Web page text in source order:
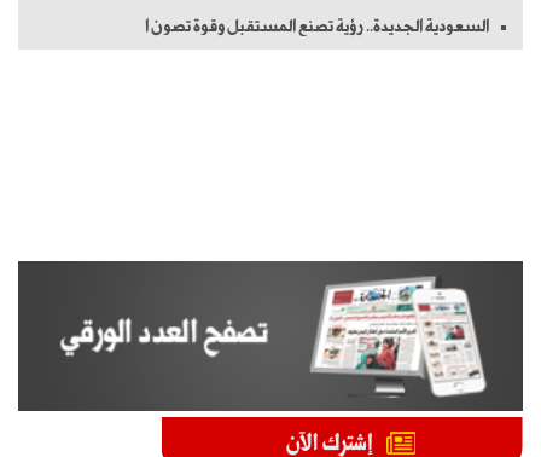
السعودية الجديدة.. رؤية تصنع المستقبل وقوة تصون ا